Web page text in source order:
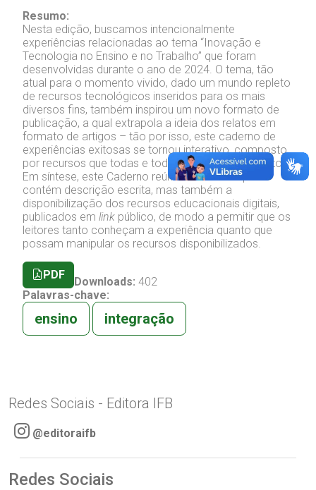
Resumo:
Nesta edição, buscamos intencionalmente
experiências relacionadas ao tema “Inovação e
Tecnologia no Ensino e no Trabalho” que foram
desenvolvidas durante o ano de 2024. O tema, tão
atual para o momento vivido, dado um mundo repleto
de recursos tecnológicos inseridos para os mais
diversos fins, também inspirou um novo formato de
publicação, a qual extrapola a ideia dos relatos em
formato de artigos – tão por isso, este caderno de
experiências exitosas se tornou interativo, composto
por recursos que todas e todos terão acesso direto.
Em síntese, este Caderno reúne um acervo que
contém descrição escrita, mas também a
disponibilização dos recursos educacionais digitais,
publicados em link público, de modo a permitir que os
leitores tanto conheçam a experiência quanto que
possam manipular os recursos disponibilizados.
PDF
Downloads: 402
Palavras-chave:
ensino integração
Redes Sociais - Editora IFB
@editoraifb
Redes Sociais